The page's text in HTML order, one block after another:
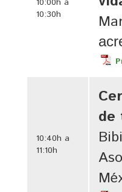
10:00h a
10:30h
10:40h a
11:10h
de